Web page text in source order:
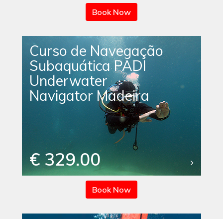
Book Now
Curso de Navegação
Subaquática PADI
Underwater
Navigator Madeira
€ 329.00
Book Now